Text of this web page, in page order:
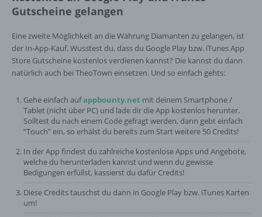
Gutscheine gelangen
Eine zweite Möglichkeit an die Währung Diamanten zu gelangen, ist
der In-App-Kauf. Wusstest du, dass du Google Play bzw. iTunes App
Store Gutscheine kostenlos verdienen kannst? Die kannst du dann
natürlich auch bei TheoTown einsetzen. Und so einfach gehts:
Gehe einfach aufappbounty.net mit deinem Smartphone /
Tablet (nicht über PC) und lade dir die App kostenlos herunter.
Solltest du nach einem Code gefragt werden, dann gebt einfach
“Touch” ein, so erhälst du bereits zum Start weitere 50 Credits!
In der App findest du zahlreiche kostenlose Apps und Angebote,
welche du herunterladen kannst und wenn du gewisse
Bedigungen erfüllst, kassierst du dafür Credits!
Diese Credits tauschst du dann in Google Play bzw. iTunes Karten
um!
Verarbeitung durch das Unionsrecht oder
das Recht der Mitgliedstaaten vorgegeben,
so kann der Verantwortliche
beziehungsweise können die bestimmten
Kriterien seiner Benennung nach dem
Mitgliedstaaten vorgesehen werden.
h) Auftragsverarbeiter
Auftragsverarbeiter ist eine natürliche oder
juristische Person, Behörde, Einrichtung
oder andere Stelle, die personenbezogene
verarbeitet.